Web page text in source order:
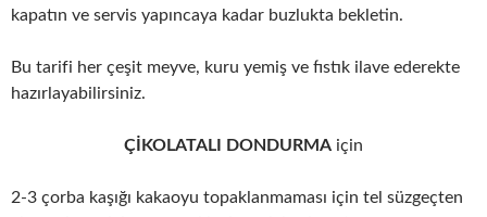
kapatın ve servis yapıncaya kadar buzlukta bekletin.
Bu tarifi her çeşit meyve, kuru yemiş ve fıstık ilave ederekte
hazırlayabilirsiniz.
ÇİKOLATALI DONDURMA için
2-3 çorba kaşığı kakaoyu topaklanmaması için tel süzgeçten